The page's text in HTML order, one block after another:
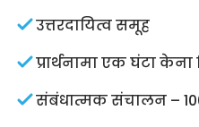
उत्तरदायित्व समूह
प्रार्थनामा एक घंटा केना
संबंधात्मक संचालन –